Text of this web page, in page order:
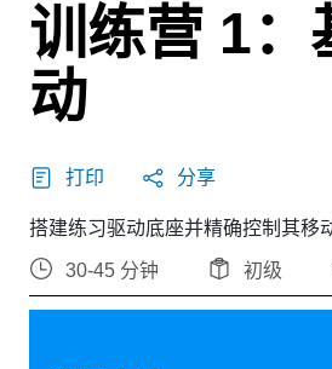
训练营 1：
动
打印 分享
搭建练习驱动底座并精确控制其移
30-45 分钟 初级